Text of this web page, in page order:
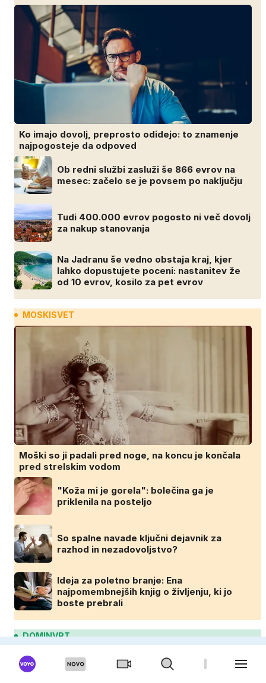
Ko imajo dovolj, preprosto odidejo: to znamenje
najpogosteje da odpoved
Ob redni službi zasluži še 866 evrov na
mesec: začelo se je povsem po naključju
Tudi 400.000 evrov pogosto ni več dovolj
za nakup stanovanja
Na Jadranu še vedno obstaja kraj, kjer
lahko dopustujete poceni: nastanitev že
od 10 evrov, kosilo za pet evrov
MOSKISVET
Moški so ji padali pred noge, na koncu je končala
pred strelskim vodom
"Koža mi je gorela": bolečina ga je
priklenila na posteljo
So spalne navade ključni dejavnik za
razhod in nezadovoljstvo?
Ideja za poletno branje: Ena
najpomembnejših knjig o življenju, ki jo
boste prebrali
DOMINVRT